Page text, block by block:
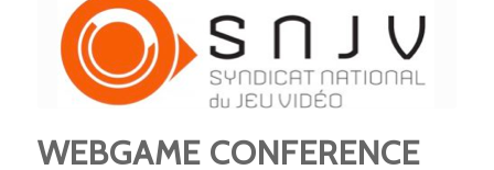
WEBGAME CONFERENCE